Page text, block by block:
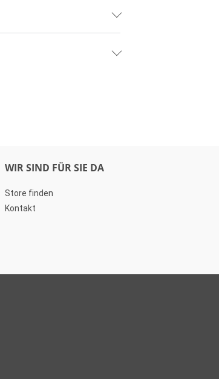
WIR SIND FÜR SIE DA
Store finden
Kontakt